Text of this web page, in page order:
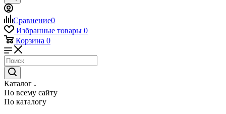
Сравнение0
Избранные товары 0
Корзина 0
Каталог
По всему сайту
По каталогу